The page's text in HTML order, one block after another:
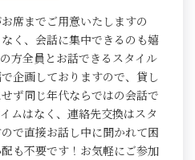
席までご用意いたしますの
く、会話に集中できるのも嬉
方全員とお話できるスタイル
企画しておりますので、貸し
ず同じ年代ならではの会話で
ムはなく、連絡先交換はスタ
で直接お話し中に聞かれて困
も不要です！お気軽にご参加